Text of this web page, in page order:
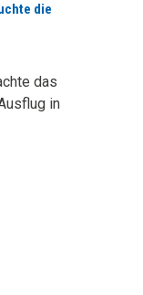
die
das
in